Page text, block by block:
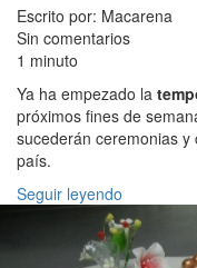
Escrito por: Macarena
Sin comentarios
1 minuto
Ya ha empezado la
próximos fines de
sucederán ceremonias
país.
Seguir leyendo